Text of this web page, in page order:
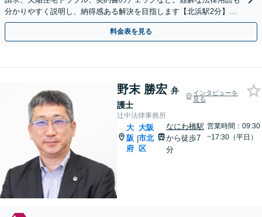
分かりやすく説明し、納得感ある解決を目指します【北浜駅2分】
【夜間・休日相談OK】
料金表を見る
野末 勝宏 弁
護士
インタビューを
見る
辻中法律事務所
大
阪
府
|
大阪
市北
区
なにわ橋駅
から徒歩7
分
営業時間：09:30
~17:30（平日）